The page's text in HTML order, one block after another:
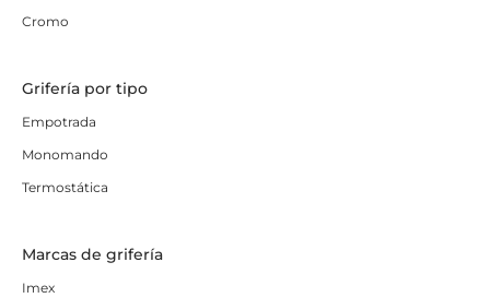
Cromo
Grifería por tipo
Empotrada
Monomando
Termostática
Marcas de grifería
Imex